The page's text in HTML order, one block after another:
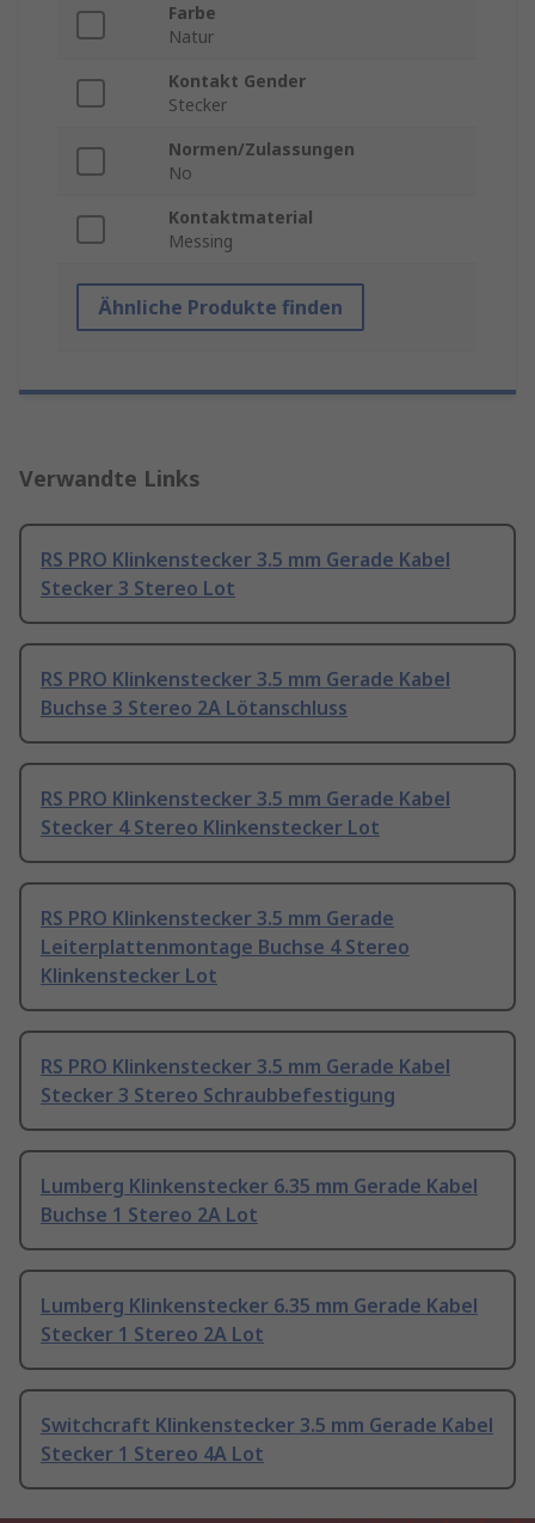
Farbe
Natur
Kontakt Gender
Stecker
Normen/Zulassungen
No
Kontaktmaterial
Messing
Ähnliche Produkte finden
Verwandte Links
RS PRO Klinkenstecker 3.5 mm Gerade Kabel
Stecker 3 Stereo Lot
RS PRO Klinkenstecker 3.5 mm Gerade Kabel
Buchse 3 Stereo 2A Lötanschluss
RS PRO Klinkenstecker 3.5 mm Gerade Kabel
Stecker 4 Stereo Klinkenstecker Lot
RS PRO Klinkenstecker 3.5 mm Gerade
Leiterplattenmontage Buchse 4 Stereo
Klinkenstecker Lot
RS PRO Klinkenstecker 3.5 mm Gerade Kabel
Stecker 3 Stereo Schraubbefestigung
Lumberg Klinkenstecker 6.35 mm Gerade Kabel
Buchse 1 Stereo 2A Lot
Lumberg Klinkenstecker 6.35 mm Gerade Kabel
Stecker 1 Stereo 2A Lot
Switchcraft Klinkenstecker 3.5 mm Gerade Kabel
Stecker 1 Stereo 4A Lot